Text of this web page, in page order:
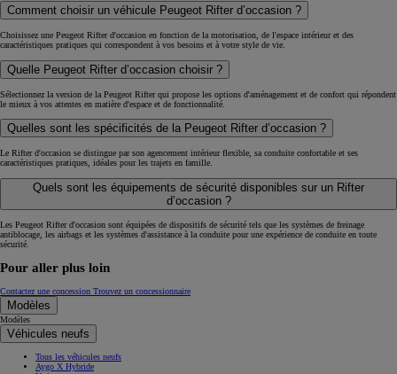
Comment choisir un véhicule Peugeot Rifter d’occasion ?
Choisissez une Peugeot Rifter d'occasion en fonction de la motorisation, de l'espace intérieur et des
caractéristiques pratiques qui correspondent à vos besoins et à votre style de vie.
Quelle Peugeot Rifter d’occasion choisir ?
Sélectionnez la version de la Peugeot Rifter qui propose les options d'aménagement et de confort qui répondent
le mieux à vos attentes en matière d'espace et de fonctionnalité.
Quelles sont les spécificités de la Peugeot Rifter d’occasion ?
Le Rifter d'occasion se distingue par son agencement intérieur flexible, sa conduite confortable et ses
caractéristiques pratiques, idéales pour les trajets en famille.
Quels sont les équipements de sécurité disponibles sur un Rifter
d’occasion ?
Les Peugeot Rifter d'occasion sont équipées de dispositifs de sécurité tels que les systèmes de freinage
antiblocage, les airbags et les systèmes d'assistance à la conduite pour une expérience de conduite en toute
sécurité.
Pour aller plus loin
Contactez une concession Trouvez un concessionnaire
Modèles
Modèles
Véhicules neufs
Tous les véhicules neufs
Aygo X Hybride